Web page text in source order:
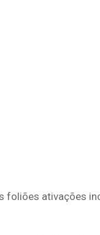
foliões ativações